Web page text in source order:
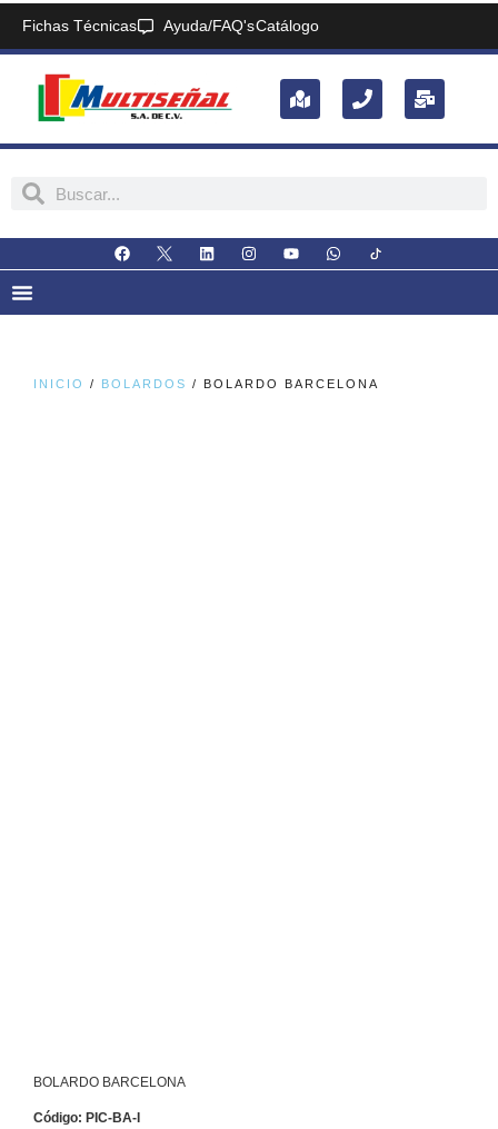
Fichas Técnicas Ayuda/FAQ'sCatálogo
INICIO / BOLARDOS / BOLARDO BARCELONA
BOLARDO BARCELONA
Código: PIC-BA-I